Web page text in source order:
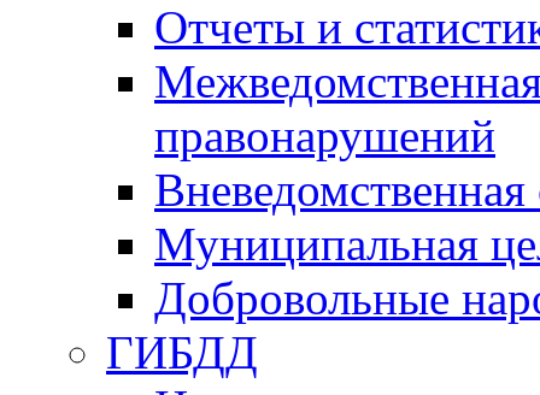
Отчеты и
правонарушений
Вневедомственная
Муниципальная
Добровольные
ГИБДД